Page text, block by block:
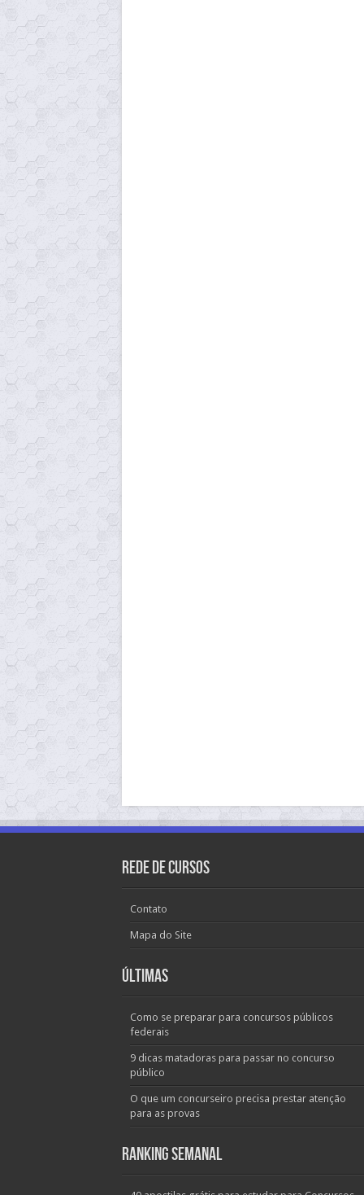
Rede de Cursos
Contato
Mapa do Site
Últimas
Como se preparar para concursos públicos
federais
9 dicas matadoras para passar no concurso
público
O que um concurseiro precisa prestar atenção
para as provas
Ranking Semanal